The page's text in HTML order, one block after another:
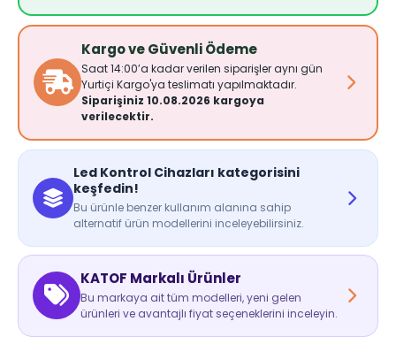
Kargo ve Güvenli Ödeme
Saat 14:00’a kadar verilen siparişler aynı gün
Yurtiçi Kargo'ya teslimatı yapılmaktadır.
Siparişiniz 10.08.2026 kargoya
verilecektir.
Led Kontrol Cihazları kategorisini
keşfedin!
Bu ürünle benzer kullanım alanına sahip
alternatif ürün modellerini inceleyebilirsiniz.
KATOF Markalı Ürünler
Bu markaya ait tüm modelleri, yeni gelen
ürünleri ve avantajlı fiyat seçeneklerini inceleyin.